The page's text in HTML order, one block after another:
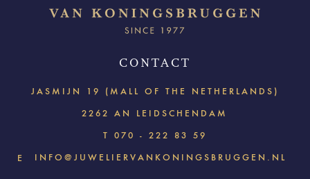
CONTACT
JASMIJN 19 (MALL OF THE NETHERLANDS)
2262 AN LEIDSCHENDAM
T 070 - 222 83 59
E INFO@JUWELIERVANKONINGSBRUGGEN.NL